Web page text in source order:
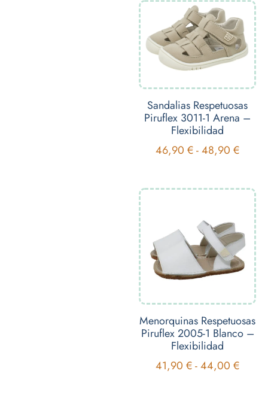
Sandalias Respetuosas
Piruflex 3011-1 Arena –
Flexibilidad
46,90€-48,90€
Menorquinas Respetuosas
Piruflex 2005-1 Blanco –
Flexibilidad
41,90€-44,00€